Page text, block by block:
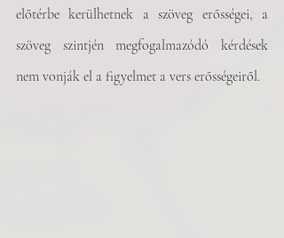
előtérbe kerülhetnek a szöveg erősségei, a
szöveg szintjén megfogalmazódó kérdések
nem vonják el a figyelmet a vers erősségeiről.